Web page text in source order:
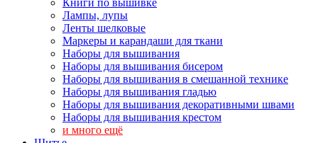
Книги по вышивке
Лампы, лупы
Ленты шелковые
Маркеры и карандаши для ткани
Наборы для вышивания
Наборы для вышивания бисером
Наборы для вышивания в смешанной технике
Наборы для вышивания гладью
Наборы для вышивания декоративными швами
Наборы для вышивания крестом
и много ещё